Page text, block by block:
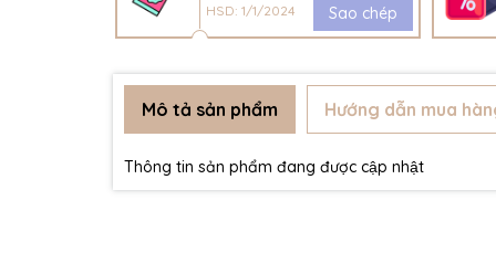
HSD: 1/1/2024
Sao chép
Mô tả sản phẩm Hướng dẫn mua
Thông tin sản phẩm đang được cập nhật